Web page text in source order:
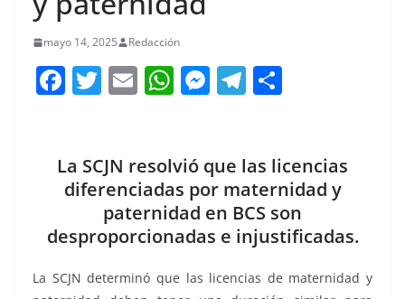
mayo 14, 2025 Redacción
F
e
b
o
o
k
T
er
E
l
W
s
A
p
p
M
e
n
g
er
T
gr
a
m
p
ar
tir
La SCJN resolvió que las licencias
diferenciadas por maternidad y
paternidad en BCS son
desproporcionadas e injustificadas.
La SCJN determinó que las licencias de maternidad y